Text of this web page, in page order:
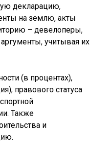
декларацию,
на землю, акты
– девелоперы,
учитывая их
(в процентах),
правового статуса
Также
и